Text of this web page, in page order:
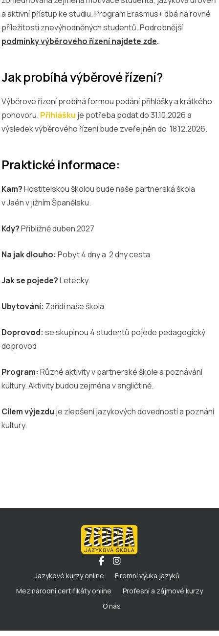
a aktivní přístup ke studiu. Program Erasmus+ dbá na rovné
příležitosti znevýhodněných studentů. Podrobnější
podmínky výběrového řízení najdete zde.
Jak probíhá výběrové řízení?
Výběrové řízení probíhá formou podání přihlášky a krátkého
pohovoru. Přihlášku je potřeba podat do 31.10.2026 a
výsledek výběrového řízení bude zveřejněn do 18.12.2026.
Praktické informace:
Kam?Hostitelskou školou bude naše partnerská škola
v Jaén v jižním Španělsku.
Kdy?Přibližně duben 2027
Na jak dlouho: Pobyt 4 dny a 2 dny cesta
Jak se pojede?Letecky.
Ubytování: Zařídí naše škola.
Doprovod: se skupinou 4 studentů pojede pedagogický
doprovod
Program: Různé aktivity v partnerské škole a poznávání
kultury. Aktivity budou zejména v angličtině.
Cílem výjezdu je zlepšení jazykových dovedností a poznání
kultury.
Jazykové kurzy online
Firemní výuka jazyků
Mezinárodní certifikáty online
Profesní a zájmové kurzy
O nás